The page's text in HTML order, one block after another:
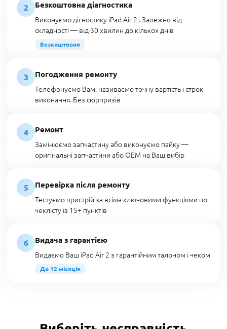
2
Безкоштовна діагностика
Виконуємо дігностику iPad Air 2 . Залежно від
складності — від 30 хвилин до кількох днів
Безкоштовно
3
Погодження ремонту
Телефонуємо Вам, називаємо точну вартість і строк
виконання. Без сюрпризів
4
Ремонт
Замінюємо запчастину або виконуємо пайку —
оригінальні запчастини або OEM на Ваш вибір
5
Перевірка після ремонту
Тестуємо пристрій за всіма ключовими функціями по
чеклісту із 15+ пунктів
6
Видача з гарантією
Видаємо Ваш iPad Air 2 з гарантійним талоном і чеком
До 12 місяців